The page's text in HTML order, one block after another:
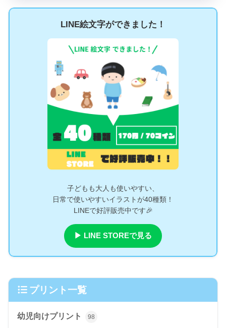
LINE絵文字ができました！
子どもも大人も使いやすい、
日常で使いやすいイラストが40種類！
LINEで好評販売中です🎉
▶ LINE STOREで見る
プリント一覧
幼児向けプリント 98